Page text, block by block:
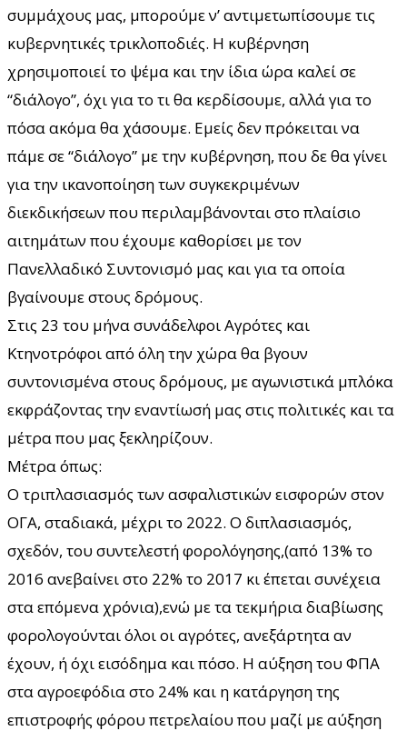
συμμάχους μας, μπορούμε ν’ αντιμετωπίσουμε τις
κυβερνητικές τρικλοποδιές. Η κυβέρνηση
χρησιμοποιεί το ψέμα και την ίδια ώρα καλεί σε
“διάλογο”, όχι για το τι θα κερδίσουμε, αλλά για το
πόσα ακόμα θα χάσουμε. Εμείς δεν πρόκειται να
πάμε σε “διάλογο” με την κυβέρνηση, που δε θα γίνει
για την ικανοποίηση των συγκεκριμένων
διεκδικήσεων που περιλαμβάνονται στο πλαίσιο
αιτημάτων που έχουμε καθορίσει με τον
Πανελλαδικό Συντονισμό μας και για τα οποία
βγαίνουμε στους δρόμους.
Στις 23 του μήνα συνάδελφοι Αγρότες και
Κτηνοτρόφοι από όλη την χώρα θα βγουν
συντονισμένα στους δρόμους, με αγωνιστικά μπλόκα
εκφράζοντας την εναντίωσή μας στις πολιτικές και τα
μέτρα που μας ξεκληρίζουν.
Μέτρα όπως:
Ο τριπλασιασμός των ασφαλιστικών εισφορών στον
ΟΓΑ, σταδιακά, μέχρι το 2022. Ο διπλασιασμός,
σχεδόν, του συντελεστή φορολόγησης,(από 13% το
2016 ανεβαίνει στο 22% το 2017 κι έπεται συνέχεια
στα επόμενα χρόνια),ενώ με τα τεκμήρια διαβίωσης
φορολογούνται όλοι οι αγρότες, ανεξάρτητα αν
έχουν, ή όχι εισόδημα και πόσο. Η αύξηση του ΦΠΑ
στα αγροεφόδια στο 24% και η κατάργηση της
επιστροφής φόρου πετρελαίου που μαζί με αύξηση